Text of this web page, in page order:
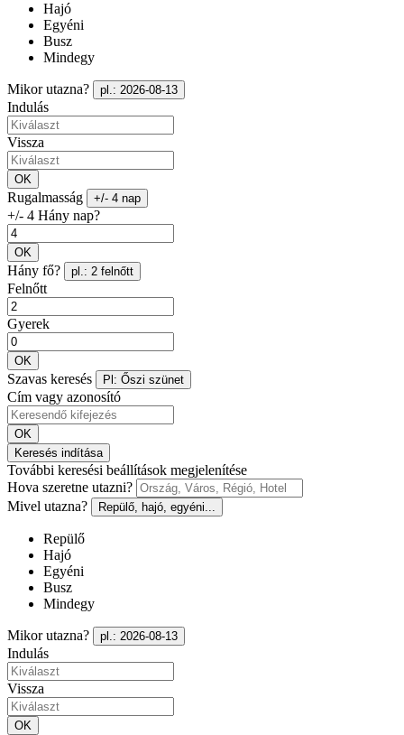
Hajó
Egyéni
Busz
Mindegy
Mikor utazna? pl.: 2026-08-13
Indulás
Vissza
OK
Rugalmasság +/- 4 nap
+/- 4 Hány nap?
OK
Hány fő? pl.: 2 felnőtt
Felnőtt
Gyerek
OK
Szavas keresés Pl: Őszi szünet
Cím vagy azonosító
OK
Keresés indítása
További keresési beállítások megjelenítése
Hova szeretne utazni?
Mivel utazna?
Repülő, hajó, egyéni...
Repülő
Hajó
Egyéni
Busz
Mindegy
Mikor utazna? pl.: 2026-08-13
Indulás
Vissza
OK